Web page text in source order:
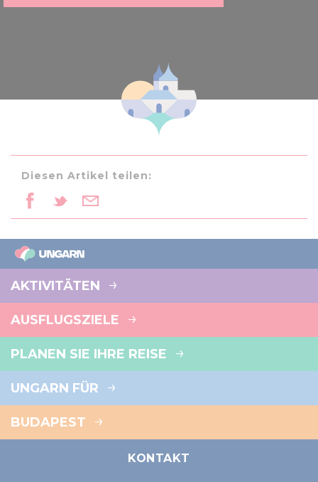
Diesen Artikel teilen:
AKTIVITÄTEN
AUSFLUGSZIELE
PLANEN SIE IHRE REISE
UNGARN FÜR
BUDAPEST
KONTAKT